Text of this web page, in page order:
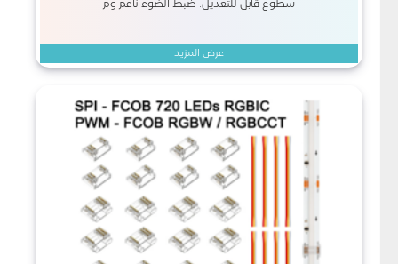
سطوع قابل للتعديل. ضبط الضوء ناعم وم
عرض المزيد